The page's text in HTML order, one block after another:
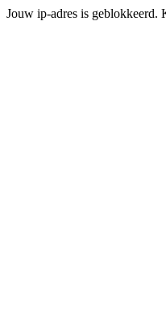
Jouw ip-adres is geblokkeerd.